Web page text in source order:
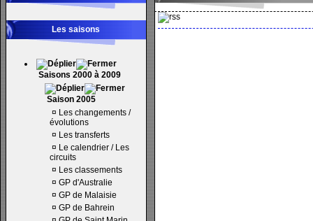
Les saisons
Saisons 2000 à 2009
Saison 2005
¤ Les changements /
évolutions
¤ Les transferts
¤ Le calendrier / Les
circuits
¤ Les classements
¤ GP d'Australie
¤ GP de Malaisie
¤ GP de Bahrein